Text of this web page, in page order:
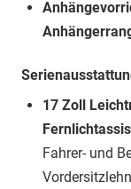
17 Zoll
Fahrer- und